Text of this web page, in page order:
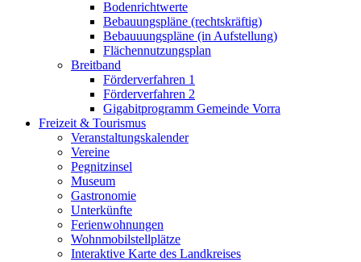
Bodenrichtwerte
Bebauungspläne (rechtskräftig)
Bebauuungspläne (in Aufstellung)
Flächennutzungsplan
Breitband
Förderverfahren 1
Förderverfahren 2
Gigabitprogramm Gemeinde Vorra
Freizeit & Tourismus
Veranstaltungskalender
Vereine
Pegnitzinsel
Museum
Gastronomie
Unterkünfte
Ferienwohnungen
Wohnmobilstellplätze
Interaktive Karte des Landkreises